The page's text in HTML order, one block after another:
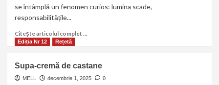
se întâmplă un fenomen curios: lumina scade,
responsabilitățile...
Citește articolul complet ...
Ediția Nr 12 Rețetă
Supa-cremă de castane
MELL decembrie 1, 2025 0